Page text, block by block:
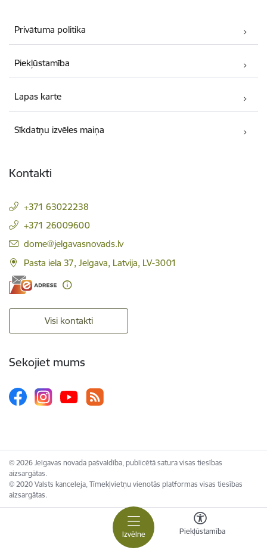
Izvēlne Piekļūstamība
Privātuma politika
Piekļūstamība
Lapas karte
Sīkdatņu izvēles maiņa
Kontakti
+371 63022238
+371 26009600
E-pasts:
dome@jelgavasnovads.lv
Pasta iela 37, Jelgava, Latvija, LV-3001
Visi kontakti
Sekojiet mums
© 2026 Jelgavas novada pašvaldība, publicētā satura visas tiesības
aizsargātas.
© 2020 Valsts kanceleja, Tīmekļvietņu vienotās platformas visas tiesības
aizsargātas.